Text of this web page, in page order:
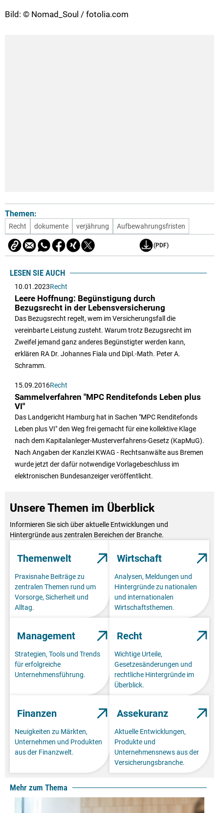
Bild: © Nomad_Soul / fotolia.com
Themen:
Recht dokumente verjährung Aufbewahrungsfristen
(PDF)
LESEN SIE AUCH
10.01.2023Recht
Leere Hoffnung: Begünstigung durch
Bezugsrecht in der Lebensversicherung
Das Bezugsrecht regelt, wem im Versicherungsfall die
vereinbarte Leistung zusteht. Warum trotz Bezugsrecht im
Zweifel jemand ganz anderes Begünstigter werden kann,
erklären RA Dr. Johannes Fiala und Dipl.-Math. Peter A.
Schramm.
15.09.2016Recht
Sammelverfahren "MPC Renditefonds Leben plus
VI"
Das Landgericht Hamburg hat in Sachen "MPC Renditefonds
Leben plus VI" den Weg frei gemacht für eine kollektive Klage
nach dem Kapitalanleger-Musterverfahrens-Gesetz (KapMuG).
Nach Angaben der Kanzlei KWAG - Rechtsanwälte aus Bremen
wurde jetzt der dafür notwendige Vorlagebeschluss im
elektronischen Bundesanzeiger veröffentlicht.
Unsere Themen im Überblick
Informieren Sie sich über aktuelle Entwicklungen und
Hintergründe aus zentralen Bereichen der Branche.
Themenwelt
Praxisnahe Beiträge zu
zentralen Themen rund um
Vorsorge, Sicherheit und
Alltag.
Wirtschaft
Analysen, Meldungen und
Hintergründe zu nationalen
und internationalen
Wirtschaftsthemen.
Management
Strategien, Tools und Trends
für erfolgreiche
Unternehmensführung.
Recht
Wichtige Urteile,
Gesetzesänderungen und
rechtliche Hintergründe im
Überblick.
Finanzen
Neuigkeiten zu Märkten,
Unternehmen und Produkten
aus der Finanzwelt.
Assekuranz
Aktuelle Entwicklungen,
Produkte und
Unternehmensnews aus der
Versicherungsbranche.
Mehr zum Thema